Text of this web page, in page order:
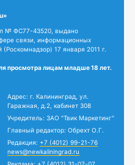
№ ФС77-43520, выдано
связи, информационных
17 января 2011 г.
просмотра лицам младше 18 лет.
Адрес: г. Калининград, ул.
Гаражная, д.2, кабинет 308
Учредитель: ЗАО "Твик Маркетинг"
Главный редактор: Обрехт О.Г.
Редакция: +7 (4012) 99-21-76
news@newkaliningrad.ru